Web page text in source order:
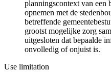
planningscontext van een
opnemen met de
betreffende
grootst mogelijke zorg
uitgesloten dat bepaalde
onvolledig of onjuist is.
Use limitation